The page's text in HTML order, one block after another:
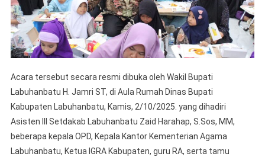
Acara tersebut secara resmi dibuka oleh Wakil Bupati
Labuhanbatu H. Jamri ST, di Aula Rumah Dinas Bupati
Kabupaten Labuhanbatu, Kamis, 2/10/2025. yang dihadiri
Asisten III Setdakab Labuhanbatu Zaid Harahap, S.Sos, MM,
beberapa kepala OPD, Kepala Kantor Kementerian Agama
Labuhanbatu, Ketua IGRA Kabupaten, guru RA, serta tamu